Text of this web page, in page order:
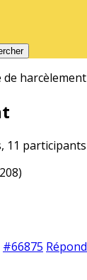
de harcèlement
11
#66875